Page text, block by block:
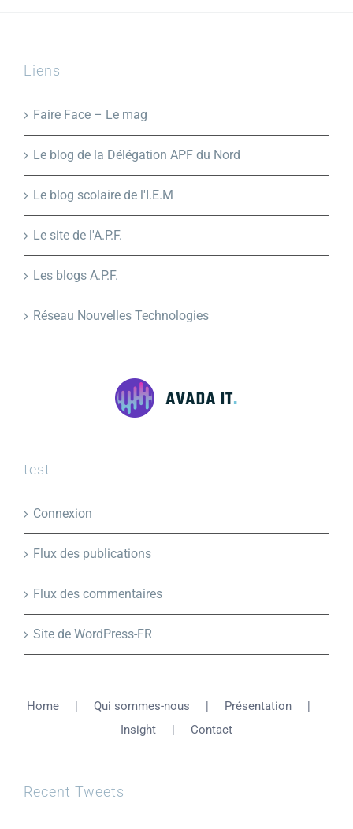
Liens
Faire Face – Le mag
Le blog de la Délégation APF du Nord
Le blog scolaire de l'I.E.M
Le site de l'A.P.F.
Les blogs A.P.F.
Réseau Nouvelles Technologies
test
Connexion
Flux des publications
Flux des commentaires
Site de WordPress-FR
Home Qui sommes-nous
Présentation
Insight
Contact
Recent Tweets